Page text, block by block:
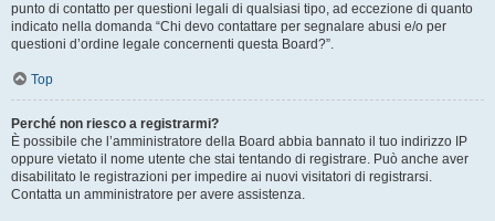
punto di contatto per questioni legali di qualsiasi tipo, ad eccezione di quanto
indicato nella domanda “Chi devo contattare per segnalare abusi e/o per
questioni d’ordine legale concernenti questa Board?”.
Top
Perché non riesco a registrarmi?
È possibile che l’amministratore della Board abbia bannato il tuo indirizzo IP
oppure vietato il nome utente che stai tentando di registrare. Può anche aver
disabilitato le registrazioni per impedire ai nuovi visitatori di registrarsi.
Contatta un amministratore per avere assistenza.